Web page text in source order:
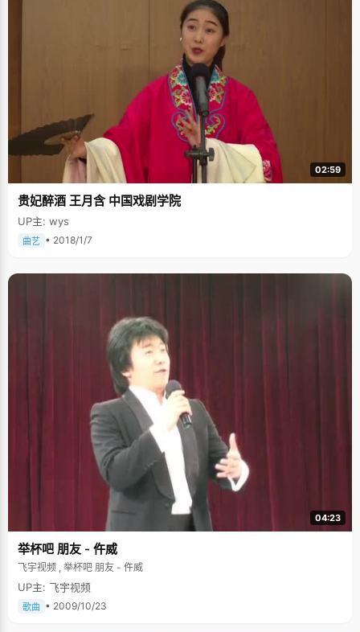
考的经历当成一段唯美的风景，一段永远值得珍藏的记忆来回忆。 跟很多状
元一样，常方舟小时候成绩一直都很好，以初中第一的成绩被保送重点高
中，高中里也是一样的优秀。其实，在考入北大之前，常方舟有一个保送北
大的名额，因为专业是历史和考古系的缘故，常方舟毅然的放弃了这个名
额。当时很多老师和同学都为她放弃了这么一个难得机会而惋惜，但是常方
舟非常肯定的告诉他们："我喜欢的是中文系 ，我要自己考入北大。"从小学
开始，常方舟就养成了爱读书的习惯，尤其喜欢文学和历史方面的书籍，
《飘》、《城南旧时》以及文学大师们的作品她都很喜欢看。高一、高二期
间，常方舟一直参与编辑文学社的《翱翔》杂志，平时，还帮忙出班上的海
报栏简报，每周作一次更新，这是兴趣得到延伸的平台。在文学的熏陶下，
读中文系成了常方舟一直的理想，在机会面前，她选择了兴趣，选择了为自
己去创造机会。 常方舟生活规律，每天早会早期，保证八小时的睡眠时间，
从不开夜车，也不赞同那种猫头鹰式的学习方法，她说精力充分才能更好学
习，"其实学习就是两个词，&lsquo;用心&rsquo;和&lsquo;效率&rsquo;"。简
单的说就是上课认真听讲，在40分钟里，全神贯注，将老师讲的每一点知识
都吸收进去。老师讲的东西都是最基本的，最重要的，如果连根基都不打
体系中的位置，如何跟其他知识联系起来等等。所以，常方舟用心的上40分
钟的课，比一般人要累得多，但是省去了课后花时间反复复习的麻烦，可以
试，成绩虽然在不断上升，但是上升的空间越来越小，为某次小小的失误也
告诉自己，抛开所有好的或者不好的情绪，认真安心的完成计划就好，哪怕
每天只看到一点点细微的进步也是好的。就这样，在不知不觉中，常方舟度
成一次真实的演习，输了才能更好的找出自己的破绽加以修补，而赢了只是
对自己实力的肯定，当真正面对高考的时候，常方舟已经身经百战，心态也
演练得非常平稳了，在高考中发挥出了自己全部的实力，"心态是很玄妙的东
西，有的时候，你相信自己已经准备好了，你会发现，自己真的会如释重
风景，当认真走过这段路以后，回首时会觉得它是段非常值得回忆的记忆"，
其实不管是高考，还是生活中的一件件小事情，都需要用心认真对待，不是
02:59
贵妃醉酒 王月含 中国戏剧学院
UP主: wys
曲艺 • 2018/1/7
04:23
举杯吧 朋友 - 仵威
飞宇视频 , 举杯吧 朋友 - 仵威
UP主: 飞宇视频
歌曲 • 2009/10/23